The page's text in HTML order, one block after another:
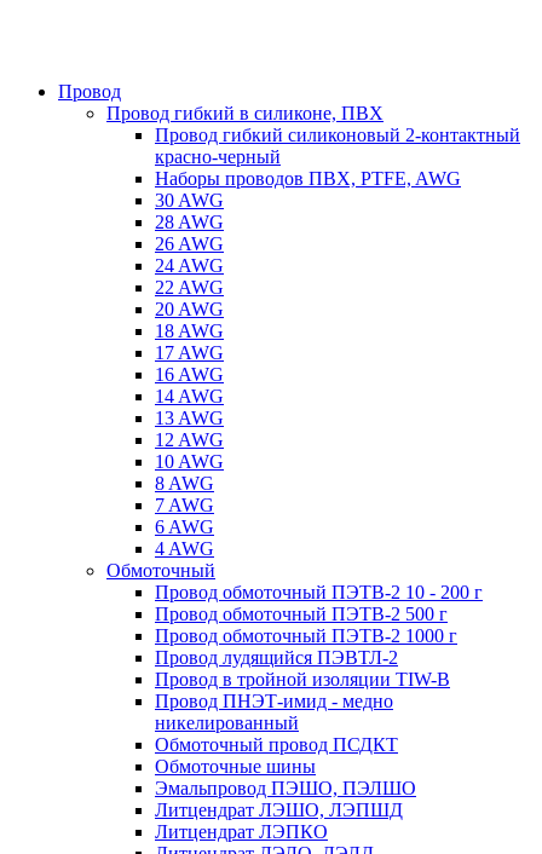
Провод
Провод гибкий в силиконе, ПВХ
Провод гибкий силиконовый 2-контактный
красно-черный
Наборы проводов ПВХ, PTFE, AWG
30 AWG
28 AWG
26 AWG
24 AWG
22 AWG
20 AWG
18 AWG
17 AWG
16 AWG
14 AWG
13 AWG
12 AWG
10 AWG
8 AWG
7 AWG
6 AWG
4 AWG
Обмоточный
Провод обмоточный ПЭТВ-2 10 - 200 г
Провод обмоточный ПЭТВ-2 500 г
Провод обмоточный ПЭТВ-2 1000 г
Провод лудящийся ПЭВТЛ-2
Провод в тройной изоляции TIW-B
Провод ПНЭТ-имид - медно
никелированный
Обмоточный провод ПСДКТ
Обмоточные шины
Эмальпровод ПЭШО, ПЭЛШО
Литцендрат ЛЭШО, ЛЭПШД
Литцендрат ЛЭПКО